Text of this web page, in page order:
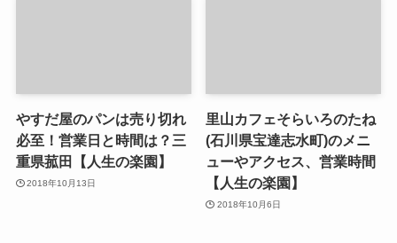
やすだ屋のパンは売り切れ
必至！営業日と時間は？三
重県菰田【人生の楽園】
2018年10月13日
里山カフェそらいろのたね
(石川県宝達志水町)のメニ
ューやアクセス、営業時間
【人生の楽園】
2018年10月6日